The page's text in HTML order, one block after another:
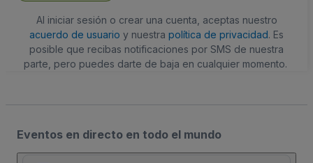
Al iniciar sesión o crear una cuenta, aceptas nuestro
acuerdo de usuario y nuestra política de privacidad. Es
posible que recibas notificaciones por SMS de nuestra
parte, pero puedes darte de baja en cualquier momento.
Eventos en directo en todo el mundo